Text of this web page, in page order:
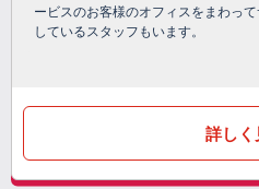
ービスのお客様のオフィスをまわっ
しているスタッフもいます。
詳しく